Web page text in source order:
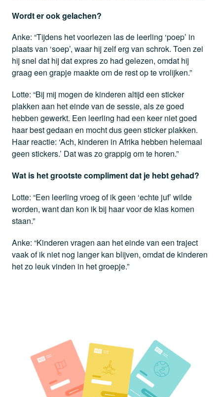
Wordt er ook gelachen?
Anke: “Tijdens het voorlezen las de leerling ‘poep’ in
plaats van ‘soep’, waar hij zelf erg van schrok. Toen zei
hij snel dat hij dat expres zo had gelezen, omdat hij
graag een grapje maakte om de rest op te vrolijken.”
Lotte: “Bij mij mogen de kinderen altijd een sticker
plakken aan het einde van de sessie, als ze goed
hebben gewerkt. Een leerling had een keer niet goed
haar best gedaan en mocht dus geen sticker plakken.
Haar reactie: ‘Ach, kinderen in Afrika hebben helemaal
geen stickers.’ Dat was zo grappig om te horen.”
Wat is het grootste compliment dat je hebt gehad?
Lotte: “Een leerling vroeg of ik geen ‘echte juf’ wilde
worden, want dan kon ik bij haar voor de klas komen
staan.”
Anke: “Kinderen vragen aan het einde van een traject
vaak of ik niet nog langer kan blijven, omdat de kinderen
het zo leuk vinden in het groepje.”